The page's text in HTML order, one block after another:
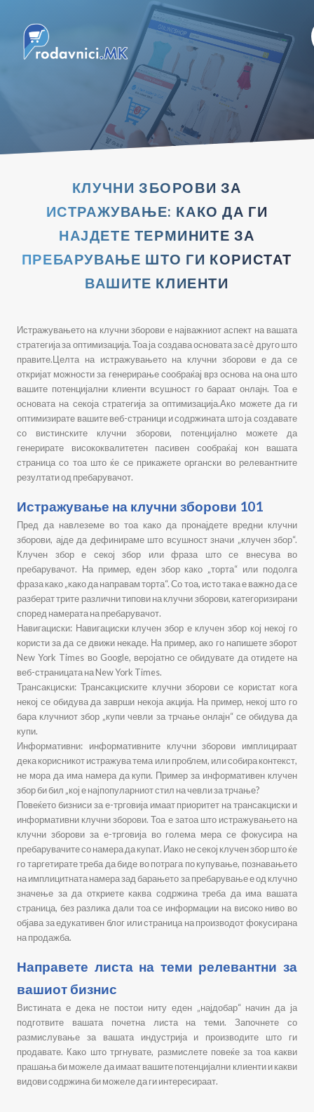
КЛУЧНИ ЗБОРОВИ ЗА
ИСТРАЖУВАЊЕ: КАКО ДА ГИ
НАЈДЕТЕ ТЕРМИНИТЕ ЗА
ПРЕБАРУВАЊЕ ШТО ГИ КОРИСТАТ
ВАШИТЕ КЛИЕНТИ
Истражувањето на клучни зборови е најважниот аспект на вашата
стратегија за оптимизација. Тоа ја создава основата за сè друго што
правите.Целта на истражувањето на клучни зборови е да се
откријат можности за генерирање сообраќај врз основа на она што
вашите потенцијални клиенти всушност го бараат онлајн. Тоа е
основата на секоја стратегија за оптимизација.Ако можете да ги
оптимизирате вашите веб-страници и содржината што ја создавате
со вистинските клучни зборови, потенцијално можете да
генерирате висококвалитетен пасивен сообраќај кон вашата
страница со тоа што ќе се прикажете органски во релевантните
резултати од пребарувачот.
Истражување на клучни зборови 101
Пред да навлеземе во тоа како да пронајдете вредни клучни
зборови, ајде да дефинираме што всушност значи „клучен збор“.
Клучен збор е секој збор или фраза што се внесува во
пребарувачот. На пример, еден збор како „торта“ или подолга
фраза како „како да направам торта“. Со тоа, исто така е важно да се
разберат трите различни типови на клучни зборови, категоризирани
според намерата на пребарувачот.
Навигациски: Навигациски клучен збор е клучен збор кој некој го
користи за да се движи некаде. На пример, ако го напишете зборот
New York Times во Google, веројатно се обидувате да отидете на
веб-страницата на New York Times.
Трансакциски: Трансакциските клучни зборови се користат кога
некој се обидува да заврши некоја акција. На пример, некој што го
бара клучниот збор „купи чевли за трчање онлајн“ се обидува да
купи.
Информативни: информативните клучни зборови имплицираат
дека корисникот истражува тема или проблем, или собира контекст,
не мора да има намера да купи. Пример за информативен клучен
збор би бил „кој е најпопуларниот стил на чевли за трчање?
Повеќето бизниси за е-трговија имаат приоритет на трансакциски и
информативни клучни зборови. Тоа е затоа што истражувањето на
клучни зборови за е-трговија во голема мера се фокусира на
пребарувачите со намера да купат. Иако не секој клучен збор што ќе
го таргетирате треба да биде во потрага по купување, познавањето
на имплицитната намера зад барањето за пребарување е од клучно
значење за да откриете каква содржина треба да има вашата
страница, без разлика дали тоа се информации на високо ниво во
објава за едукативен блог или страница на производот фокусирана
на продажба.
Направете листа на теми релевантни за
вашиот бизнис
Вистината е дека не постои ниту еден „најдобар“ начин да ја
подготвите вашата почетна листа на теми. Започнете со
размислување за вашата индустрија и производите што ги
продавате. Како што тргнувате, размислете повеќе за тоа какви
прашања би можеле да имаат вашите потенцијални клиенти и какви
видови содржина би можеле да ги интересираат.